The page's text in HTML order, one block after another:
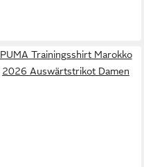
PUMA Trainingsshirt Marokko
2026 Auswärtstrikot Damen